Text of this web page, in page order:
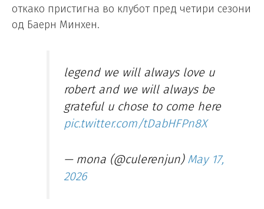
откако пристигна во клубот пред четири сезони
од Баерн Минхен.
legend we will always love u
robert and we will always be
grateful u chose to come here
pic.twitter.com/tDabHFPn8X
— mona (@culerenjun) May 17,
2026